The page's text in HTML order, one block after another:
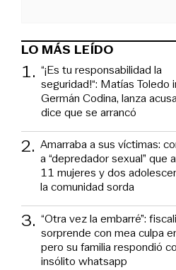
LO MÁS LEÍDO
1. “¡Es tu responsabilidad la
seguridad!“: Matías Toledo
Germán Codina, lanza
dice que se arrancó
2. Amarraba a sus víctimas:
a “depredador sexual” que
11 mujeres y dos
la comunidad sorda
3. “Otra vez la embarré”:
sorprende con mea culpa
pero su familia respondió
insólito whatsapp